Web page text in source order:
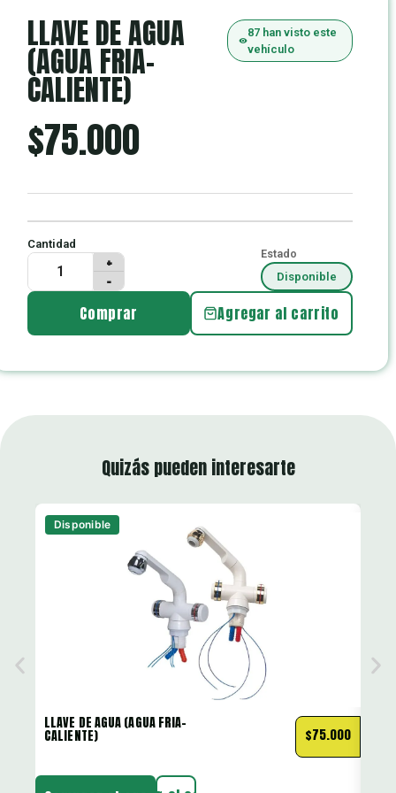
LLAVE DE AGUA
(AGUA FRIA-
CALIENTE)
87 han visto este
vehículo
$75.000
Cantidad
+
−
Estado
Disponible
Comprar Agregar al carrito
Quizás pueden interesarte
Disponible
LLAVE DE AGUA (AGUA FRIA-
CALIENTE) $75.000